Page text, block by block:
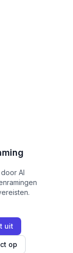
AI
uit
op